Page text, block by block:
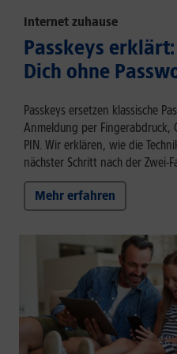
Internet zuhause
Passkeys
Dich ohne
Passkeys ersetzen klassische
Anmeldung per Fingerabdruck,
PIN. Wir erklären, wie die
nächster Schritt nach der Zwei-
Mehr erfahren